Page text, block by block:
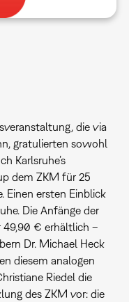
die via
gratulierten sowohl
Karlsruhe’s
dem ZKM für 25
Einen ersten Einblick
Die Anfänge der
€ erhältlich –
Dr. Michael Heck
diesem analogen
Riedel die
des ZKM vor: die